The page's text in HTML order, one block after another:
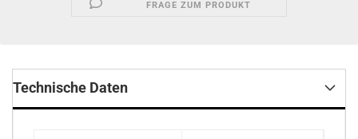
FRAGE ZUM PRODUKT
Technische Daten